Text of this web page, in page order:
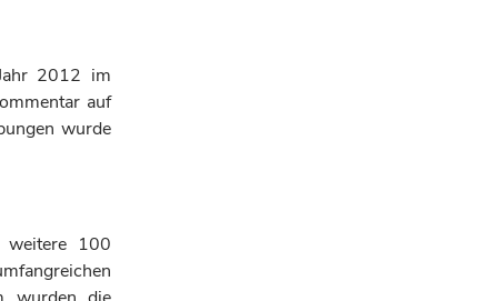
2012 im
auf
wurde
weitere 100